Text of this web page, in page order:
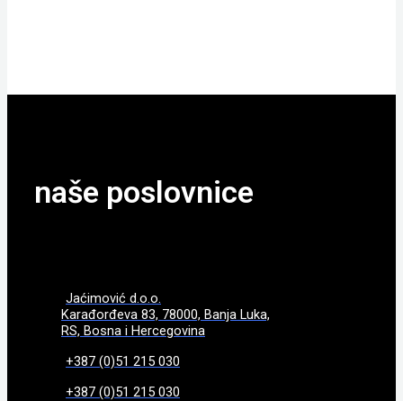
naše poslovnice
Jaćimović d.o.o.
Karađorđeva 83, 78000, Banja Luka,
RS, Bosna i Hercegovina
+387 (0)51 215 030
+387 (0)51 215 030